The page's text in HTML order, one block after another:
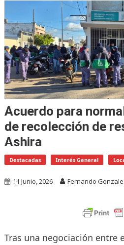
Acuerdo para
de recolección de
Ashira
Destacadas Interés General
11 Junio, 2026 Fernando
Tras una negociación entre